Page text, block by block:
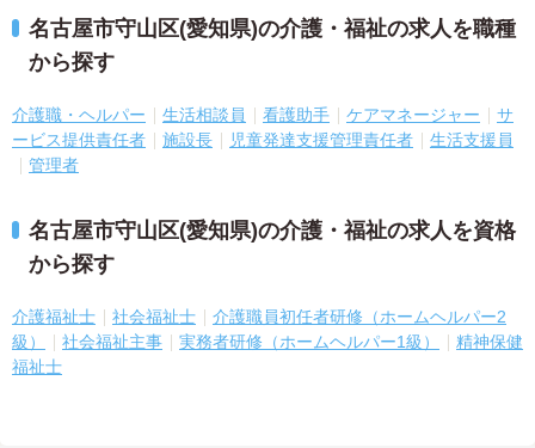
名古屋市守山区(愛知県)の介護・福祉の求人を職種
から探す
介護職・ヘルパー 生活相談員 看護助手 ケアマネージャー
サ
ービス提供責任者
施設長 児童発達支援管理責任者
生活支援員
管理者
名古屋市守山区(愛知県)の介護・福祉の求人を資格
から探す
介護福祉士 社会福祉士
介護職員初任者研修（ホームヘルパー2
級）
社会福祉主事 実務者研修（ホームヘルパー1級）
精神保健
福祉士